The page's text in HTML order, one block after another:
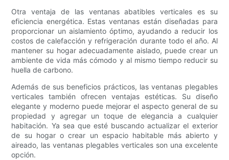
Otra ventaja de las ventanas abatibles verticales es su
eficiencia energética. Estas ventanas están diseñadas para
proporcionar un aislamiento óptimo, ayudando a reducir los
costos de calefacción y refrigeración durante todo el año. Al
mantener su hogar adecuadamente aislado, puede crear un
ambiente de vida más cómodo y al mismo tiempo reducir su
huella de carbono.
Además de sus beneficios prácticos, las ventanas plegables
verticales también ofrecen ventajas estéticas. Su diseño
elegante y moderno puede mejorar el aspecto general de su
propiedad y agregar un toque de elegancia a cualquier
habitación. Ya sea que esté buscando actualizar el exterior
de su hogar o crear un espacio habitable más abierto y
aireado, las ventanas plegables verticales son una excelente
opción.